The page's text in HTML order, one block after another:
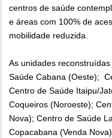
centros de saúde
e áreas com 100% de
mobilidade reduzida.
As unidades
Saúde Cabana (Oeste);
Centro de Saúde Itaipu/
Coqueiros (Noroeste);
Nova); Centro de Saúde
Copacabana (Venda